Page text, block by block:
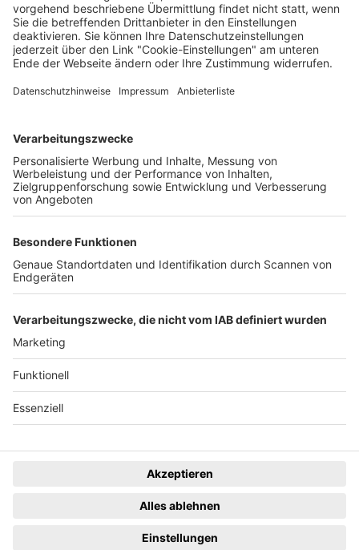
Wochenbericht 17.10.2025
Freiburger Wochenbericht
Der Wochenbericht
wurde zum 31. Juli 2026
eingestellt.
News
Lokales
Sport
Ein Unternehmen der